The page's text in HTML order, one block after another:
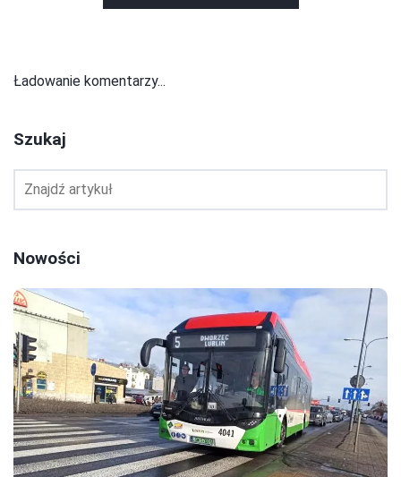
Ładowanie komentarzy...
Szukaj
Nowości